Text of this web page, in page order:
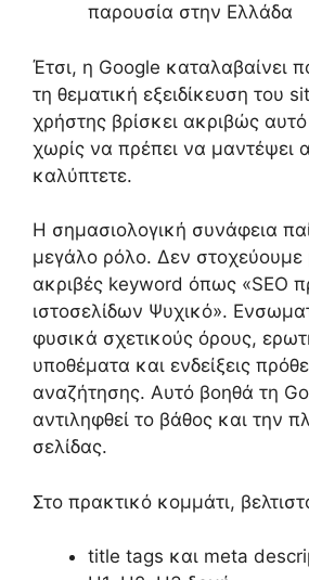
παρουσία στην Ελλάδα
Έτσι, η Google καταλαβαίνει
τη θεματική εξειδίκευση του
χρήστης βρίσκει ακριβώς
χωρίς να πρέπει να μαντέψει
καλύπτετε.
Η σημασιολογική συνάφεια
μεγάλο ρόλο. Δεν στοχεύουμε
ακριβές keyword όπως «SEO
ιστοσελίδων Ψυχικό».
φυσικά σχετικούς όρους,
υποθέματα και ενδείξεις
αναζήτησης. Αυτό βοηθά τη
αντιληφθεί το βάθος και την
σελίδας.
Στο πρακτικό κομμάτι,
title tags και meta